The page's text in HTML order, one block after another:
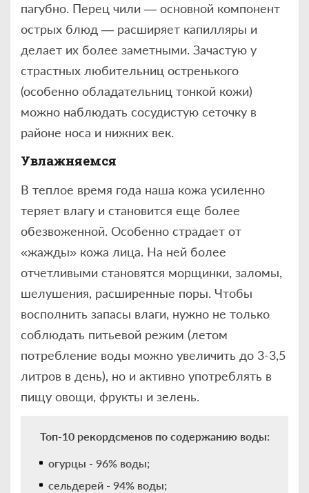
пагубно. Перец чили — основной компонент
острых блюд — расширяет капилляры и
делает их более заметными. Зачастую у
страстных любительниц остренького
(особенно обладательниц тонкой кожи)
можно наблюдать сосудистую сеточку в
районе носа и нижних век.
Увлажняемся
В теплое время года наша кожа усиленно
теряет влагу и становится еще более
обезвоженной. Особенно страдает от
«жажды» кожа лица. На ней более
отчетливыми становятся морщинки, заломы,
шелушения, расширенные поры. Чтобы
восполнить запасы влаги, нужно не только
соблюдать питьевой режим (летом
потребление воды можно увеличить до 3-3,5
литров в день), но и активно употреблять в
пищу овощи, фрукты и зелень.
Топ-10 рекордсменов по содержанию воды:
огурцы - 96% воды;
сельдерей - 94% воды;